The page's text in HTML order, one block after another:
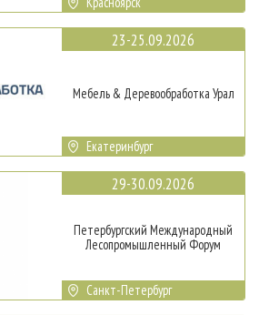
23-25.09.2026
Мебель & Деревообработка Урал
Екатеринбург
29-30.09.2026
Петербургский Международный
Лесопромышленный Форум
Санкт-Петербург